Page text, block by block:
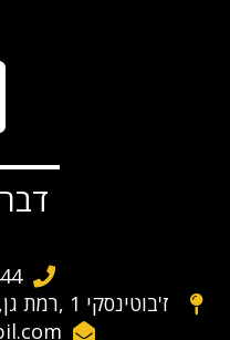
ז'בוטינסקי 1 ,רמת גן, ישראל, 525001